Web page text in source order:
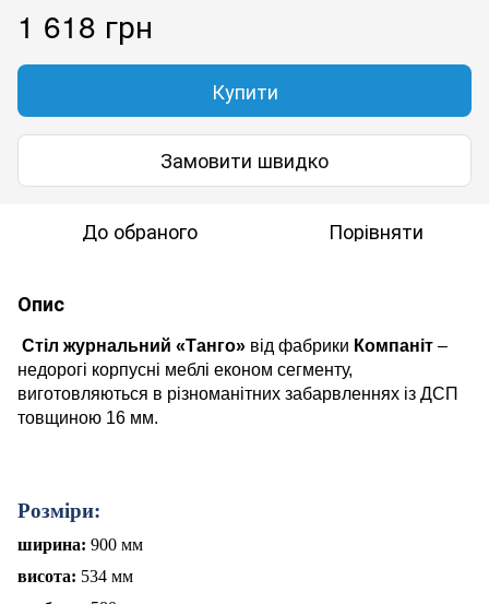
1 618 грн
Купити
Замовити швидко
До обраного Порівняти
Опис
Стіл журнальний «Танго» від фабрики Компаніт –
недорогі корпусні меблі економ сегменту,
виготовляються в різноманітних забарвленнях із ДСП
товщиною 16 мм.
Розміри:
ширина: 900 мм
висота: 534 мм